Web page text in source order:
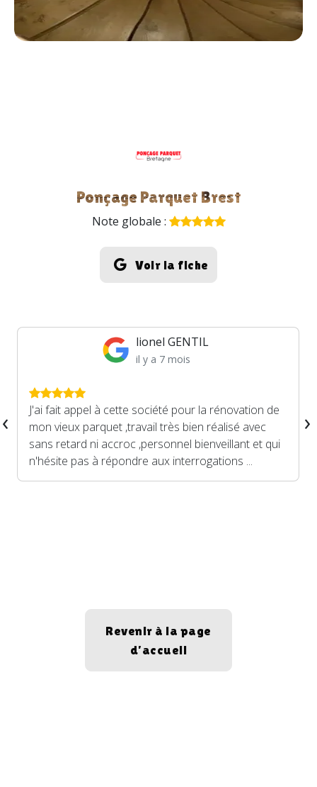
Ponçage Parquet Brest
Note globale :
Voir la fiche
lionel GENTIL
il y a 7 mois
J'ai fait appel à cette société pour la rénovation de
mon vieux parquet ,travail très bien réalisé avec
sans retard ni accroc ,personnel bienveillant et qui
n'hésite pas à répondre aux interrogations ...
‹ ›
Revenir à la page
d’accueil